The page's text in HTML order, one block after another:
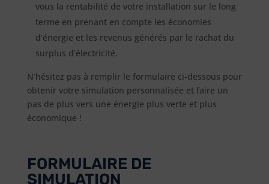
vous la rentabilité de votre installation sur le long
terme en prenant en compte les économies
d’énergie et les revenus générés par le rachat du
surplus d’électricité.
N’hésitez pas à remplir le formulaire ci-dessous pour
obtenir votre simulation personnalisée et faire un
pas de plus vers une énergie plus verte et plus
économique !
FORMULAIRE DE
SIMULATION